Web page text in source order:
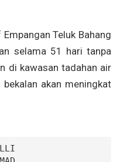
Teluk Bahang
selama 51 hari tanpa
di kawasan tadahan air
akan meningkat